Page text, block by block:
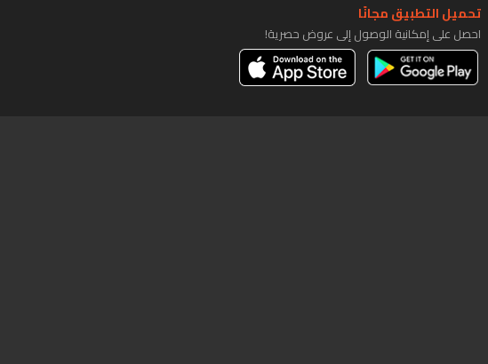
تحميل التطبيق مجانًا
احصل على إمكانية الوصول إلى عروض حصرية!